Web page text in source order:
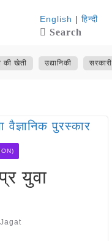
English | हिन्दी
Search
खेती उद्यानिकी
युवा